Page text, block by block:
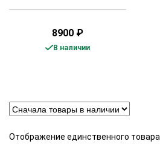
8900 ₽
В наличии
Отображение единственного товара